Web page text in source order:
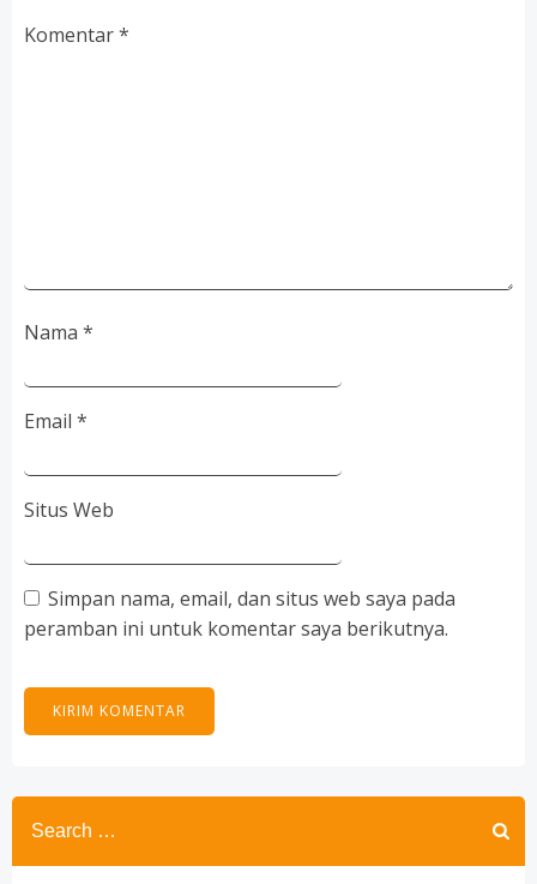
Komentar*
Nama *
Email *
Situs Web
Simpan nama, email, dan situs web saya pada
peramban ini untuk komentar saya berikutnya.
Search
for: